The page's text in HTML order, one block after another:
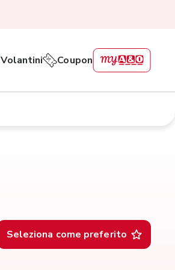
Volantini Coupon
Seleziona come preferito